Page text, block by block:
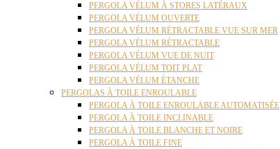
PERGOLA VÉLUM À STORES LATÉRAUX
PERGOLA VÉLUM OUVERTE
PERGOLA VÉLUM RÉTRACTABLE VUE SUR MER
PERGOLA VÉLUM RÉTRACTABLE
PERGOLA VÉLUM VUE DE NUIT
PERGOLA VÉLUM TOIT PLAT
PERGOLA VÉLUM ÉTANCHE
PERGOLAS À TOILE ENROULABLE
PERGOLA À TOILE ENROULABLE AUTOMATISÉE
PERGOLA À TOILE INCLINABLE
PERGOLA À TOILE BLANCHE ET NOIRE
PERGOLA À TOILE FINE